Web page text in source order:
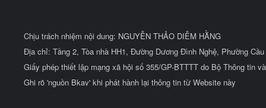
Chịu trách nhiệm nội dung: NGUYỄN THẢO DIỄM HẰNG
Địa chỉ: Tầng 2, Tòa nhà HH1, Đường Dương Đình Nghệ, Phường
Giấy phép thiết lập mạng xã hội số 355/GP-BTTTT do Bộ Thông tin
Ghi rõ 'nguồn Bkav' khi phát hành lại thông tin từ Website này